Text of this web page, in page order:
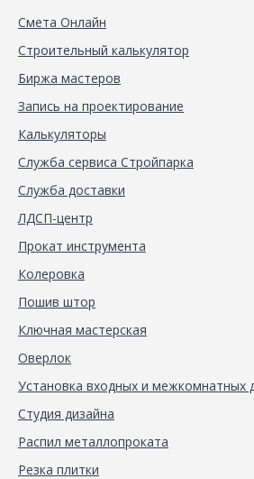
Смета Онлайн
Строительный калькулятор
Биржа мастеров
Запись на проектирование
Калькуляторы
Служба сервиса Стройпарка
Служба доставки
ЛДСП-центр
Прокат инструмента
Колеровка
Пошив штор
Ключная мастерская
Оверлок
Установка входных и межкомнатных
Студия дизайна
Распил металлопроката
Резка плитки